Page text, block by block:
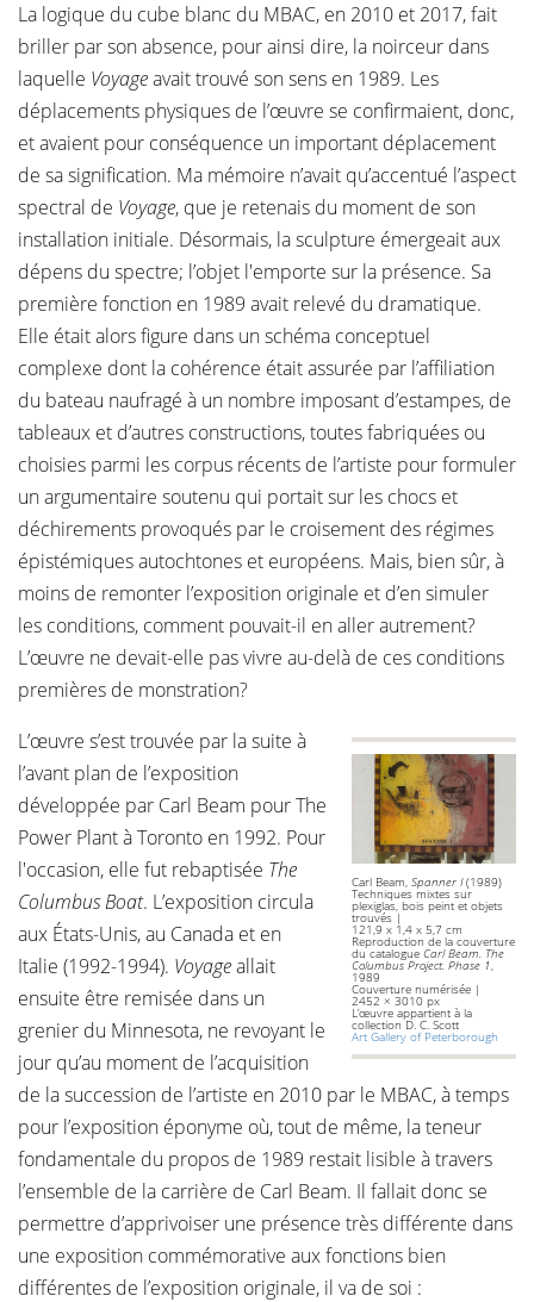
La logique du cube blanc du MBAC, en 2010 et 2017, fait
briller par son absence, pour ainsi dire, la noirceur dans
laquelle Voyageavait trouvé son sens en 1989. Les
déplacements physiques de l’œuvre se confirmaient, donc,
et avaient pour conséquence un important déplacement
de sa signification. Ma mémoire n’avait qu’accentué l’aspect
spectral de Voyage, que je retenais du moment de son
installation initiale. Désormais, la sculpture émergeait aux
dépens du spectre; l’objet l'emporte sur la présence. Sa
première fonction en 1989 avait relevé du dramatique.
Elle était alors figure dans un schéma conceptuel
complexe dont la cohérence était assurée par l’affiliation
du bateau naufragé à un nombre imposant d’estampes, de
tableaux et d’autres constructions, toutes fabriquées ou
choisies parmi les corpus récents de l’artiste pour formuler
un argumentaire soutenu qui portait sur les chocs et
déchirements provoqués par le croisement des régimes
épistémiques autochtones et européens. Mais, bien sûr, à
moins de remonter l’exposition originale et d’en simuler
les conditions, comment pouvait-il en aller autrement?
L’œuvre ne devait-elle pas vivre au-delà de ces conditions
premières de monstration?
Carl Beam,Spanner I(1989)
Techniques mixtes sur
plexiglas, bois peint et objets
trouvés |
121,9 x 1,4 x 5,7 cm
Reproduction de la couverture
du catalogueCarl Beam. The
Columbus Project. Phase 1,
1989
Couverture numérisée |
2452 × 3010 px
L’œuvre appartient à la
collection D. C. Scott
Art Gallery of Peterborough
L’œuvre s’est trouvée par la suite à
l’avant plan de l’exposition
développée par Carl Beam pour The
Power Plant à Toronto en 1992. Pour
l'occasion, elle fut rebaptisée The
Columbus Boat. L’exposition circula
aux États-Unis, au Canada et en
Italie (1992-1994). Voyageallait
ensuite être remisée dans un
grenier du Minnesota, ne revoyant le
jour qu’au moment de l’acquisition
de la succession de l’artiste en 2010 par le MBAC, à temps
pour l’exposition éponyme où, tout de même, la teneur
fondamentale du propos de 1989 restait lisible à travers
l’ensemble de la carrière de Carl Beam. Il fallait donc se
permettre d’apprivoiser une présence très différente dans
une exposition commémorative aux fonctions bien
différentes de l’exposition originale, il va de soi :